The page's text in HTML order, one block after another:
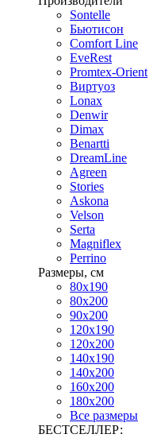
Sontelle
Бьютисон
Comfort Line
EveRest
Promtex-Orient
Виртуоз
Lonax
Denwir
Dimax
Benartti
DreamLine
Agreen
Stories
Askona
Velson
Serta
Magniflex
Perrino
Размеры, см
80х190
80х200
90х200
120х190
120х200
140х190
140х200
160х200
180х200
Все размеры
БЕСТСЕЛЛЕР: